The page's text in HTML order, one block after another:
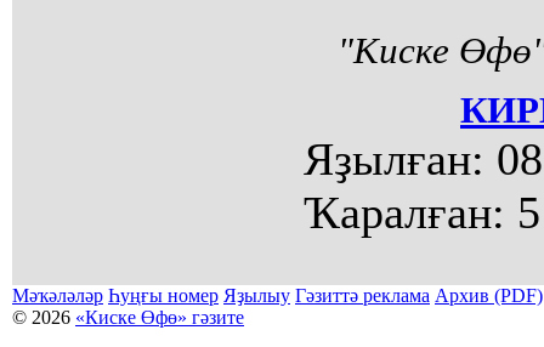
"Киске
Яҙылған:
Ҡаралған:
Мәҡәләләр Һуңғы номер Яҙылыу Гәзиттә реклама Архив (PDF)
© 2026 «Киске Өфө» гәзите